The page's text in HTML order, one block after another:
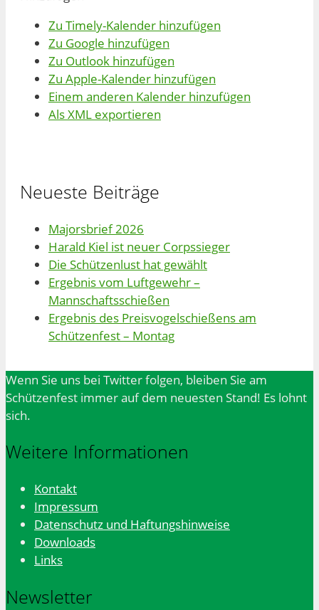
Zu Timely-Kalender hinzufügen
Zu Google hinzufügen
Zu Outlook hinzufügen
Zu Apple-Kalender hinzufügen
Einem anderen Kalender hinzufügen
Als XML exportieren
Neueste Beiträge
Majorsbrief 2026
Harald Kiel ist neuer Corpssieger
Die Schützenlust hat gewählt
Ergebnis vom Luftgewehr –
Mannschaftsschießen
Ergebnis des Preisvogelschießens am
Schützenfest – Montag
Wenn Sie uns bei Twitter folgen, bleiben Sie am
Schützenfest immer auf dem neuesten Stand! Es lohnt
sich.
Weitere Informationen
Kontakt
Impressum
Datenschutz und Haftungshinweise
Downloads
Links
Newsletter